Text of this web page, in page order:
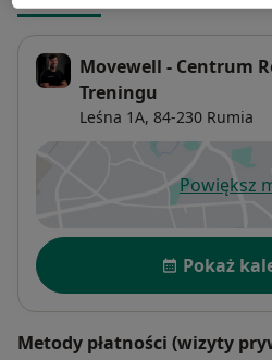
Movewell - Centrum
Treningu
Leśna 1A, 84-230 Rumia
Powiększ
Dostępność
Pokaż
Metody płatności (wizyty